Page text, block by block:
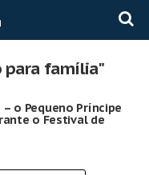
para família"
o Pequeno Príncipe
o Festival de